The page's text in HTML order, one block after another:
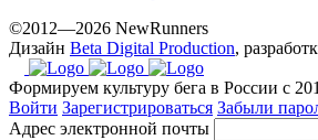
prices.
©2012—2026 NewRunners
Дизайн Beta Digital Production,
Формируем культуру бега в России с
Войти Зарегистрироваться Забыли
Адрес электронной почты